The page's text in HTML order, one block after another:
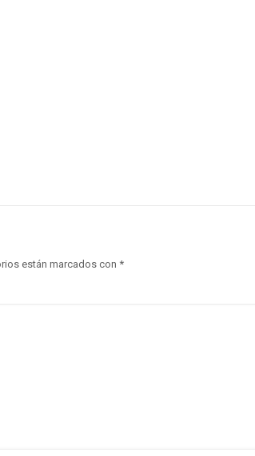
están marcados con *